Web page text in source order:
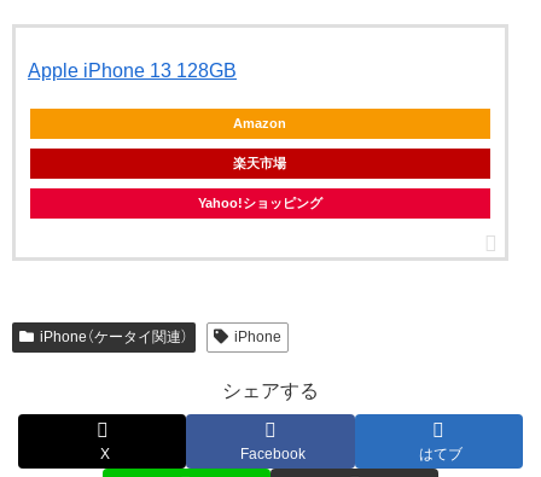
Apple iPhone 13 128GB
Amazon
楽天市場
Yahoo!ショッピング
iPhone（ケータイ関連） iPhone
シェアする
X Facebook はてブ